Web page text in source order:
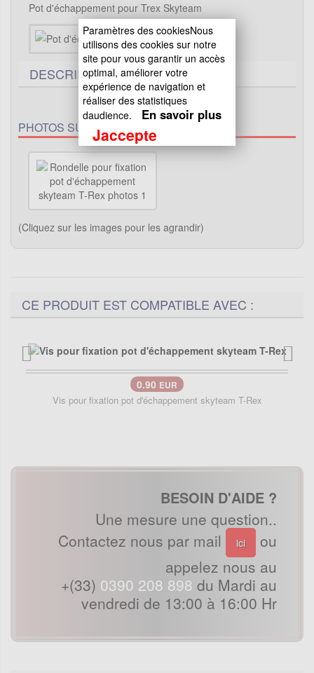
Pot d'échappement pour Trex Skyteam
DESCRIPTIF TECHNIQUE
PHOTOS SUPPLÉMENTAIRES :
(Cliquez sur les images pour les agrandir)
CE PRODUIT EST COMPATIBLE AVEC :
0.90 EUR
Vis pour fixation pot d'échappement skyteam T-Rex
BESOIN D'AIDE ?
Une mesure une question..
Contactez nous par mail
ici
ou
appelez nous au
+(33) 0390 208 898 du Mardi au
vendredi de 13:00 à 16:00 Hr
Paramètres des cookiesNous
utilisons des cookies sur notre
site pour vous garantir un accès
optimal, améliorer votre
expérience de navigation et
réaliser des statistiques
daudience.
En savoir plus
Jaccepte